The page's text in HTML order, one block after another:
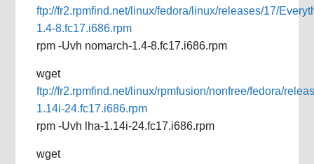
ftp://fr2.rpmfind.net/linux/fedora/linux/releases/17/
1.4-8.fc17.i686.rpm
rpm -Uvh nomarch-1.4-8.fc17.i686.rpm
wget
ftp://fr2.rpmfind.net/linux/rpmfusion/nonfree/fedora/
1.14i-24.fc17.i686.rpm
rpm -Uvh lha-1.14i-24.fc17.i686.rpm
wget